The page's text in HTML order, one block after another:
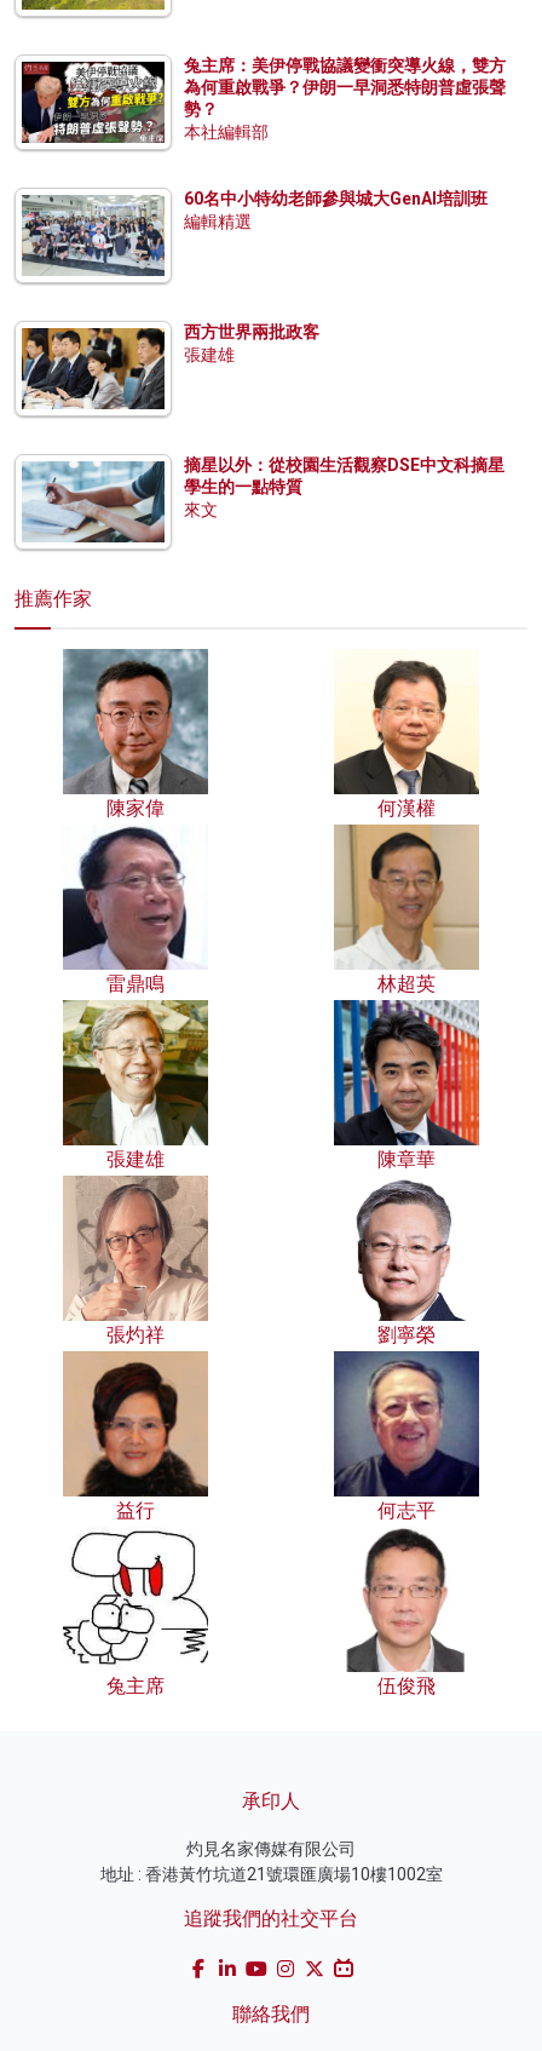
兔主席：美伊停戰協議變衝突導火線，雙方
為何重啟戰爭？伊朗一早洞悉特朗普虛張聲
勢？
本社編輯部
60名中小特幼老師參與城大GenAI培訓班
編輯精選
西方世界兩批政客
張建雄
摘星以外：從校園生活觀察DSE中文科摘星
學生的一點特質
來文
推薦作家
陳家偉 何漢權
雷鼎鳴 林超英
張建雄 陳章華
張灼祥 劉寧榮
益行 何志平
兔主席 伍俊飛
承印人
灼見名家傳媒有限公司
地址 : 香港黃竹坑道21號環匯廣場10樓1002室
追蹤我們的社交平台
聯絡我們